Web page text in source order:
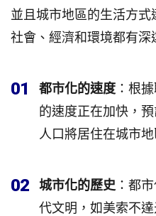
並且城市地區的生活方
社會、經濟和環境都有深
01 都市化的速度 ：根
的速度正在加快，
人口將居住在城市地
02 城市化的歷史 ：都
代文明，如美索不